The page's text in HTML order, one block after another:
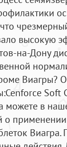
высокую
на-Дону
Виагры?
Soft
можете в
Виагра.